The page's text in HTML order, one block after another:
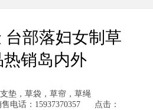
台部落妇女制草
销岛内外
垫，草袋，草帘，草绳
售电话：15937370357
点击：